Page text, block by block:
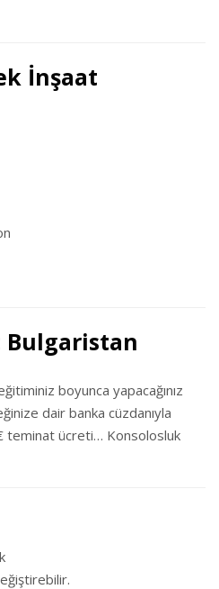
İnşaat
boyunca yapacağınız
dair banka cüzdanıyla
ücreti… Konsolosluk